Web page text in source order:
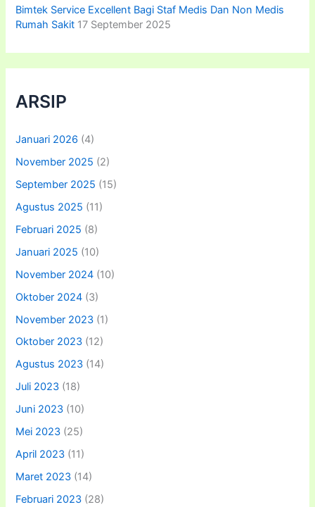
Bimtek Service Excellent Bagi Staf Medis Dan Non Medis
Rumah Sakit 17 September 2025
ARSIP
Januari 2026 (4)
November 2025 (2)
September 2025 (15)
Agustus 2025 (11)
Februari 2025 (8)
Januari 2025 (10)
November 2024 (10)
Oktober 2024 (3)
November 2023 (1)
Oktober 2023 (12)
Agustus 2023 (14)
Juli 2023 (18)
Juni 2023 (10)
Mei 2023 (25)
April 2023 (11)
Maret 2023 (14)
Februari 2023 (28)